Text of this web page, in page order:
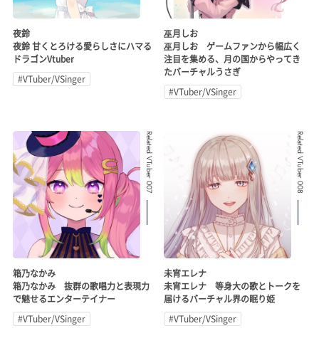
夜鈴
夜鈴 甘くとろける愛らしさにハマる
ドラゴンVtuber
#VTuber/VSinger
巫月しお
巫月しお ゲームファンから幅広く
注目を集める、月の国からやってき
たバーチャルうさぎ
#VTuber/VSinger
Related VTuber 007
箱乃なかみ
箱乃なかみ 抜群の歌唱力と表現力
で魅せるエンターテイナー
#VTuber/VSinger
Related VTuber 008
未宵エレナ
未宵エレナ 等身大の歌とトークを
届けるバーチャル界の眠り姫
#VTuber/VSinger